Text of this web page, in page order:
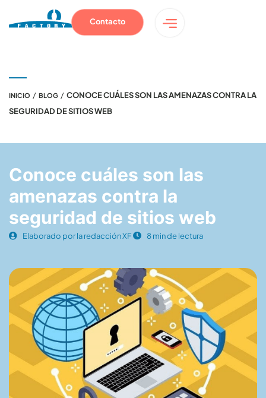
Contacto
INICIO / BLOG / CONOCE CUÁLES SON LAS AMENAZAS CONTRA LA
SEGURIDAD DE SITIOS WEB
Conoce cuáles son las
amenazas contra la
seguridad de sitios web
Elaborado por la redacción XF 8 min de lectura